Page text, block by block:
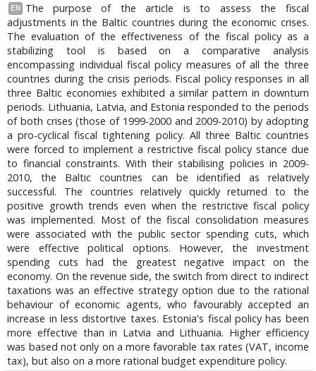
EN
The purpose of the article is to assess the fiscal
adjustments in the Baltic countries during the economic crises.
The evaluation of the effectiveness of the fiscal policy as a
stabilizing tool is based on a comparative analysis
encompassing individual fiscal policy measures of all the three
countries during the crisis periods. Fiscal policy responses in all
three Baltic economies exhibited a similar pattern in downturn
periods. Lithuania, Latvia, and Estonia responded to the periods
of both crises (those of 1999-2000 and 2009-2010) by adopting
a pro-cyclical fiscal tightening policy. All three Baltic countries
were forced to implement a restrictive fiscal policy stance due
to financial constraints. With their stabilising policies in 2009-
2010, the Baltic countries can be identified as relatively
successful. The countries relatively quickly returned to the
positive growth trends even when the restrictive fiscal policy
was implemented. Most of the fiscal consolidation measures
were associated with the public sector spending cuts, which
were effective political options. However, the investment
spending cuts had the greatest negative impact on the
economy. On the revenue side, the switch from direct to indirect
taxations was an effective strategy option due to the rational
behaviour of economic agents, who favourably accepted an
increase in less distortive taxes. Estonia's fiscal policy has been
more effective than in Latvia and Lithuania. Higher efficiency
was based not only on a more favorable tax rates (VAT, income
tax), but also on a more rational budget expenditure policy.